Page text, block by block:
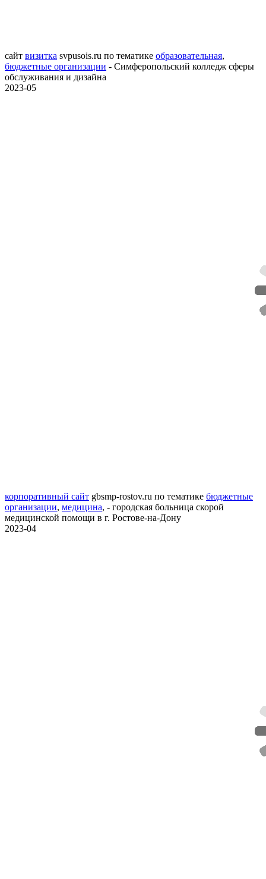
сайт визитка svpusois.ru по тематике образовательная,
бюджетные организации - Симферопольский колледж сферы
обслуживания и дизайна
2023-05
корпоративный сайт gbsmp-rostov.ru по тематике бюджетные
организации, медицина, - городская больница скорой
медицинской помощи в г. Ростове-на-Дону
2023-04